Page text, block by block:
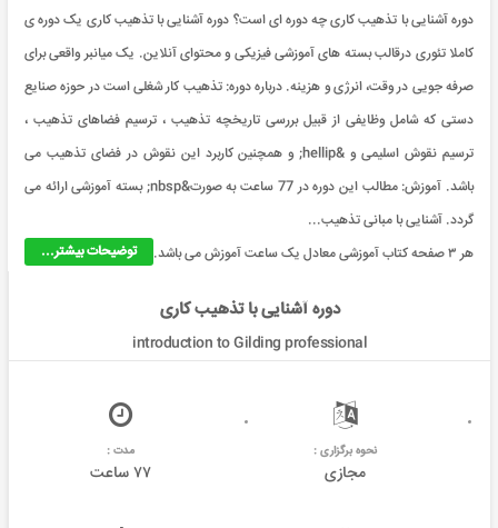
دوره آشنایی با تذهیب کاری چه دوره ای است؟ دوره آشنایی با تذهیب کاری یک دوره ی
کاملا تئوری درقالب بسته های آموزشی فیزیکی و محتوای آنلاین. یک میانبر واقعی برای
صرفه جویی در وقت، انرژی و هزینه. درباره دوره: تذهیب کار شغلی است در حوزه صنایع
دستی که شامل وظایفی از قبیل بررسی تاریخچه تذهیب ، ترسیم فضاهای تذهیب ،
ترسیم نقوش اسلیمی و &hellip; و همچنین کاربرد این نقوش در فضای تذهیب می
باشد. آموزش: مطالب این دوره در 77 ساعت به صورت&nbsp; بسته آموزشی ارائه می
گردد. آشنایی با مبانی تذهیب...
توضیحات بیشتر...
هر ۳ صفحه کتاب آموزشی معادل یک ساعت آموزش می باشد.
دوره آشنایی با تذهیب کاری
introduction to Gilding professional
نحوه برگزاری :
مجازی
مدت :
۷۷ ساعت